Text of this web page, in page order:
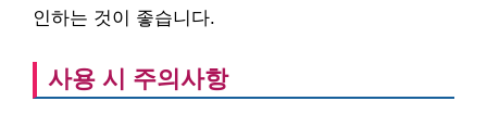
인하는 것이 좋습니다.
사용 시 주의사항